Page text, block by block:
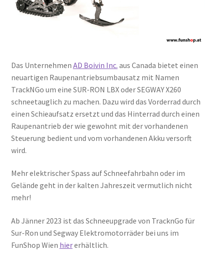
Das Unternehmen AD Boivin Inc. aus Canada bietet einen
neuartigen Raupenantriebsumbausatz mit Namen
TrackNGo um eine SUR-RON LBX oder SEGWAY X260
schneetauglich zu machen. Dazu wird das Vorderrad durch
einen Schieaufsatz ersetzt und das Hinterrad durch einen
Raupenantrieb der wie gewohnt mit der vorhandenen
Steuerung bedient und vom vorhandenen Akku versorft
wird.
Mehr elektrischer Spass auf Schneefahrbahn oder im
Gelände geht in der kalten Jahreszeit vermutlich nicht
mehr!
Ab Jänner 2023 ist das Schneeupgrade von TracknGo für
Sur-Ron und Segway Elektromotorräder bei uns im
FunShop Wien hiererhältlich.